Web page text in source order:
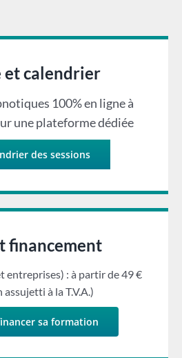
et calendrier
100% en ligne à
une plateforme dédiée
des sessions
financement
entreprises) : à partir de 49 €
assujetti à la T.V.A.)
sa formation